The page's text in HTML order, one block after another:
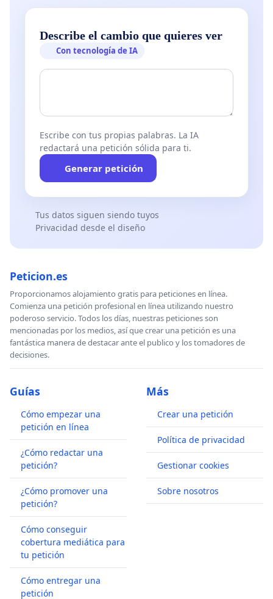
Describe el cambio que quieres ver
Con tecnología de IA
Escribe con tus propias palabras. La IA
redactará una petición sólida para ti.
Generar petición
Tus datos siguen siendo tuyos
Privacidad desde el diseño
Peticion.es
Proporcionamos alojamiento gratis para peticiones en línea.
Comienza una petición profesional en línea utilizando nuestro
poderoso servicio. Todos los días, nuestras peticiones son
mencionadas por los medios, así que crear una petición es una
fantástica manera de destacar ante el publico y los tomadores de
decisiones.
Guías
Cómo empezar una
petición en línea
¿Cómo redactar una
petición?
¿Cómo promover una
petición?
Cómo conseguir
cobertura mediática para
tu petición
Cómo entregar una
petición
Más
Crear una petición
Política de privacidad
Gestionar cookies
Sobre nosotros